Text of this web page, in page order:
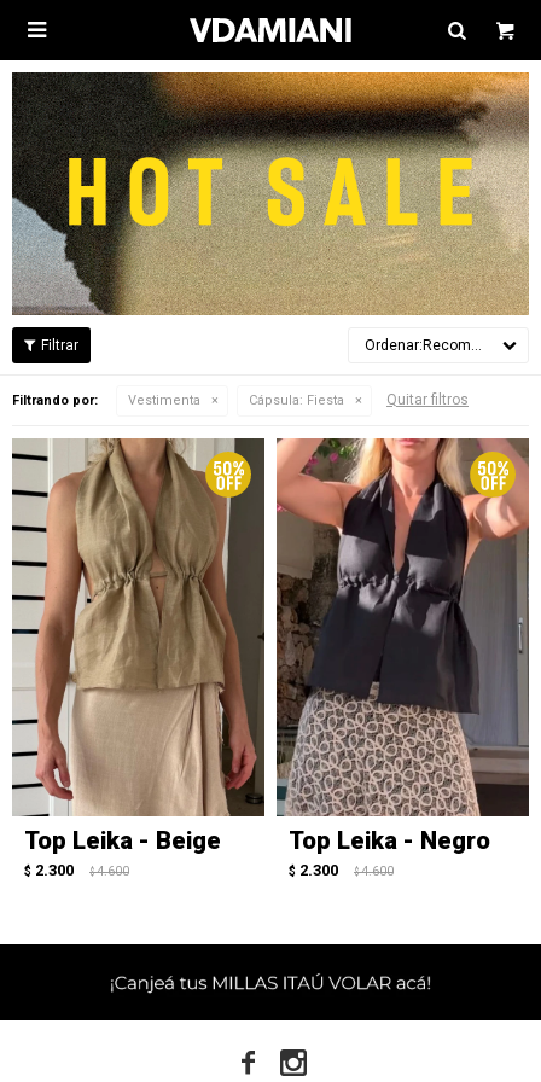

Recomendados
Filtrando por: Vestimenta Cápsula: Fiesta Quitar filtros
Top Leika - Beige
$ 2.300 $ 4.600
Top Leika - Negro
$ 2.300 $ 4.600
 